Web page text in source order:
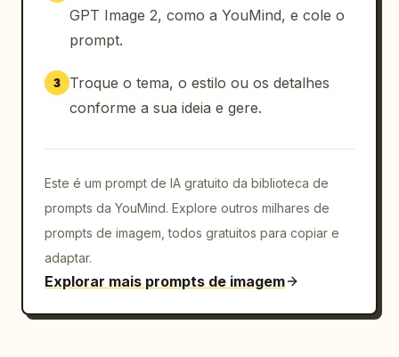
GPT Image 2, como a YouMind, e cole o
prompt.
3
Troque o tema, o estilo ou os detalhes
conforme a sua ideia e gere.
Este é um prompt de IA gratuito da biblioteca de
prompts da YouMind. Explore outros milhares de
prompts de imagem, todos gratuitos para copiar e
adaptar.
Explorar mais prompts de imagem